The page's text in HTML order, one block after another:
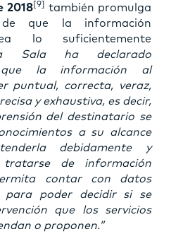
2018 [9]
también promulga
que la información
lo suficientemente
Sala ha declarado
que la información al
puntual, correcta, veraz,
y exhaustiva, es decir,
del destinatario se
a su alcance
debidamente y
de información
contar con datos
para poder decidir si se
que los servicios
o proponen.”